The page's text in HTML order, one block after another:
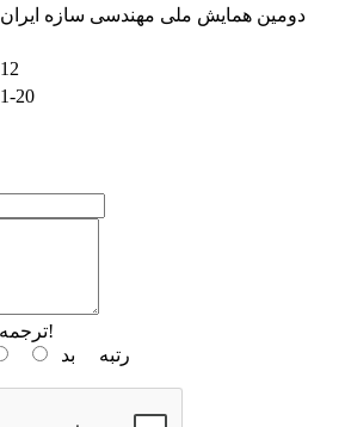
دومین همایش ملی مهندسی سازه ایران
12
1-20
HTML ترجمه نمی شود!
رتبه بد